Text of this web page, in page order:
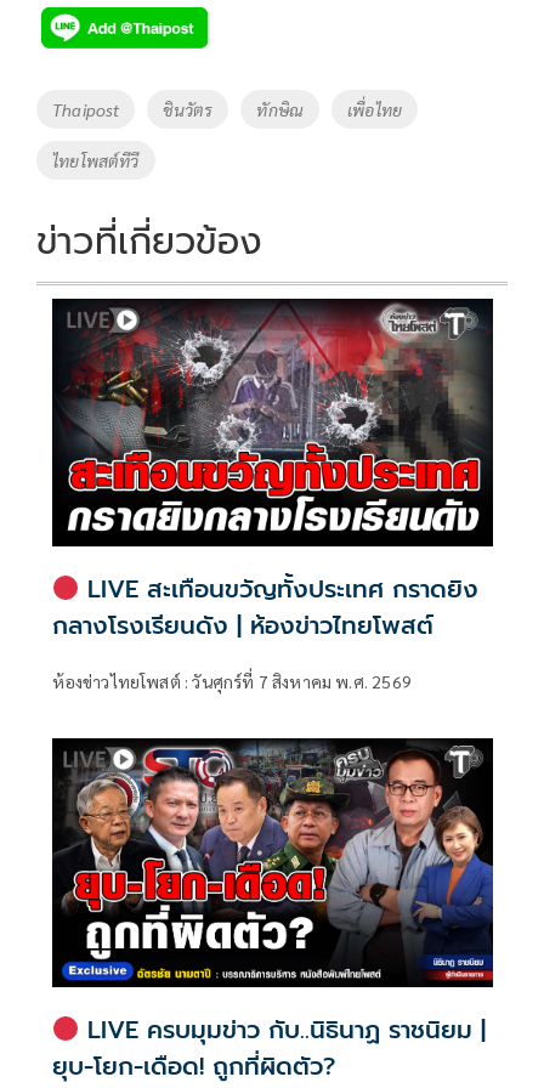
e
b
o
o
k
tt
er
p
y
Li
Tags
Thaipost ชินวัตร ทักษิณ เพื่อไทย
ไทยโพสต์ทีวี
ข่าวที่เกี่ยวข้อง
LIVE สะเทือนขวัญทั้งประเทศ กราดยิง
กลางโรงเรียนดัง | ห้องข่าวไทยโพสต์
ห้องข่าวไทยโพสต์ : วันศุกร์ที่ 7 สิงหาคม พ.ศ. 2569
LIVE ครบมุมข่าว กับ..นิธินาฏ ราชนิยม |
ยุบ-โยก-เดือด! ถูกที่ผิดตัว?